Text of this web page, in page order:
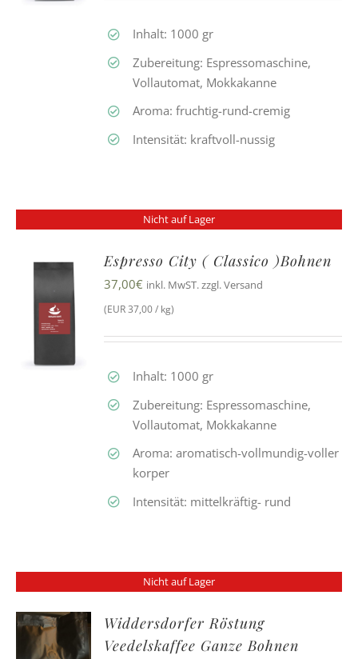
Inhalt: 1000 gr
Zubereitung: Espressomaschine,
Vollautomat, Mokkakanne
Aroma: fruchtig-rund-cremig
Intensität: kraftvoll-nussig
Nicht auf Lager
Espresso City ( Classico )Bohnen
37,00€ inkl. MwST. zzgl. Versand
(EUR 37,00 / kg)
Inhalt: 1000 gr
Zubereitung: Espressomaschine,
Vollautomat, Mokkakanne
Aroma: aromatisch-vollmundig-voller
korper
Intensität: mittelkräftig- rund
Nicht auf Lager
Widdersdorfer Röstung
Veedelskaffee Ganze Bohnen